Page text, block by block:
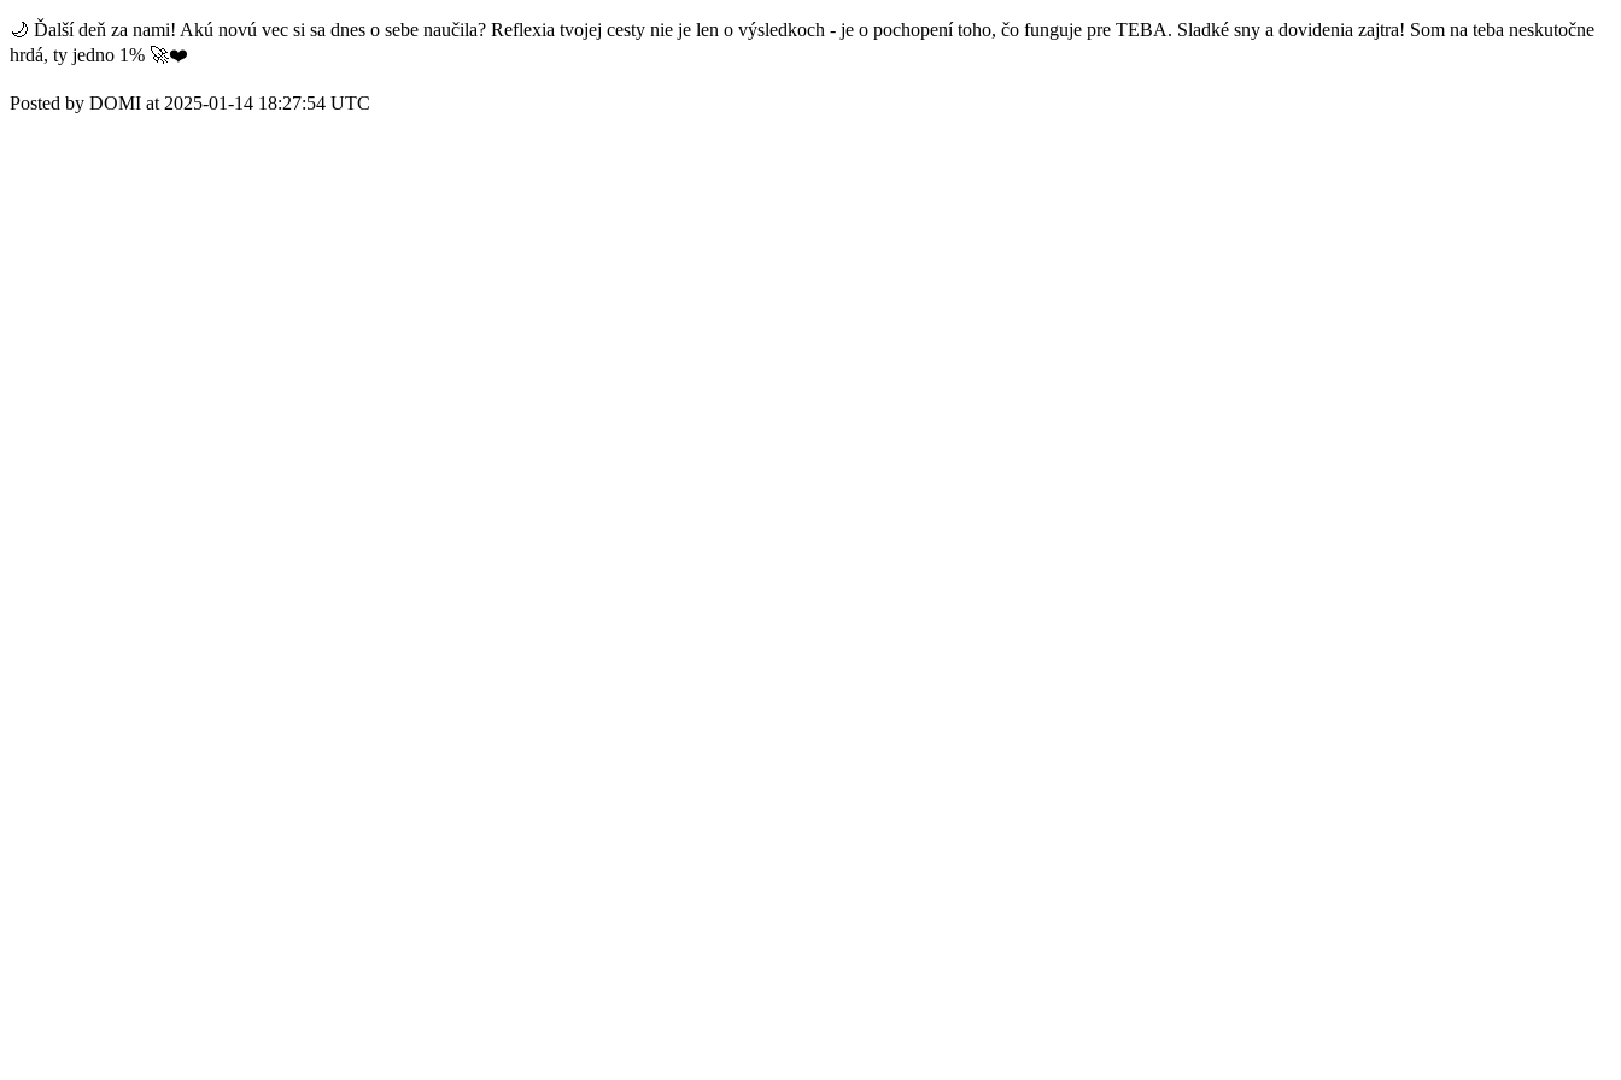
🌙 Ďalší deň za nami! Akú novú vec si sa dnes o sebe naučila? Reflexia tvojej cesty nie je len o výsledkoch - je o pochopení toho, čo funguje pre TEBA. Sladké sny a dovidenia zajtra! Som na teba neskutočne
hrdá, ty jedno 1% 🚀❤️
Posted by DOMI at 2025-01-14 18:27:54 UTC